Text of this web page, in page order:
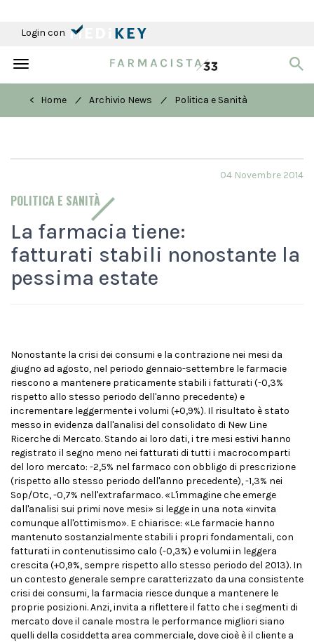
Login con
Toggle
< Home
/ Archivio News / Politica e Sanità
POLITICA E SANITÀ
04 Novembre 2014
La farmacia tiene:
fatturati stabili nonostante la
pessima estate
Nonostante la crisi dei consumi e la contrazione nei mesi da
giugno ad agosto, nel periodo gennaio-settembre le farmacie
riescono a mantenere praticamente stabili i fatturati (-0,3%
rispetto allo stesso periodo dell'anno precedente) e
incrementare leggermente i volumi (+0,9%). Il risultato è stato
messo in evidenza dall'analisi del consolidato di New Line
Ricerche di Mercato. Stando ai loro dati, i tre mesi estivi hanno
registrato il segno meno nei fatturati di tutti i macrocomparti
del loro mercato: -2,5% nel farmaco con obbligo di prescrizione
(rispetto allo stesso periodo dell'anno precedente), -1,3% nei
Sop/Otc, -0,7% nell'extrafarmaco. «L'immagine che emerge
dall'analisi sui primi nove mesi» si legge in una nota «invita
comunque all'ottimismo». E chiarisce: «Le farmacie hanno
mantenuto sostanzialmente stabili i propri fondamentali, con
fatturati in contenutissimo calo (-0,3%) e volumi in leggera
crescita (+0,9%, sempre rispetto allo stesso periodo del 2013). In
un contesto generale sempre caratterizzato da una consistente
crisi dei consumi, la farmacia riesce dunque a mantenere le
proprie posizioni. Anzi, invita a riflettere il fatto che i segmenti di
mercato dove il canale mostra le performance migliori siano
quelli della cosiddetta area commerciale, dove cioè è il cliente a